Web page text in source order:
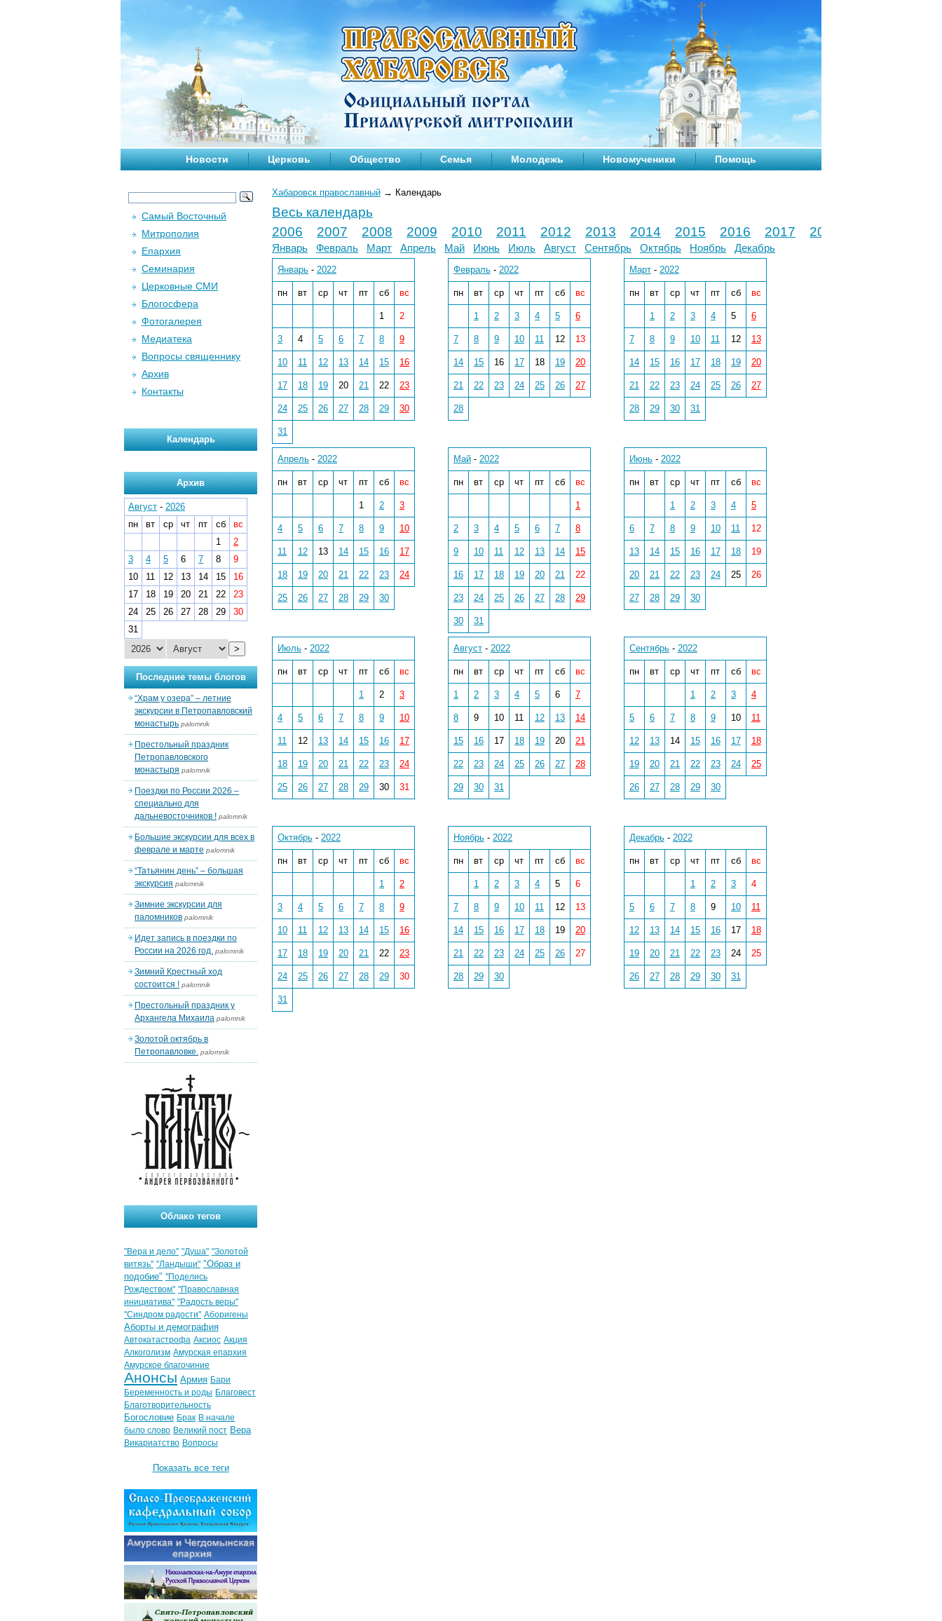
Новости Церковь Общество Семья Молодежь Новомученики Помощь
Хабаровск православный → Календарь
Весь календарь
2006
2007 2008 2009 2010 2011 2012 2013 2014 2015 2016 2017 2018
Январь Февраль Март Апрель Май Июнь Июль Август Сентябрь Октябрь Ноябрь Декабрь
Январь - 2022
пн вт ср чт пт сб вс
1 2
3 4 5 6 7 8 9
10 11 12 13 14 15 16
17 18 19 20 21 22 23
24 25 26 27 28 29 30
31
Февраль- 2022
пн вт ср чт пт сб вс
1 2 3 4 5 6
7 8 9 10 11 12 13
14 15 16 17 18 19 20
21 22 23 24 25 26 27
28
Март- 2022
пн вт ср чт пт сб вс
1 2 3 4 5 6
7 8 9 10 11 12 13
14 15 16 17 18 19 20
21 22 23 24 25 26 27
28 29 30 31
Апрель - 2022
пн вт ср чт пт сб вс
1 2 3
4 5 6 7 8 9 10
11 12 13 14 15 16 17
18 19 20 21 22 23 24
25 26 27 28 29 30
Май- 2022
пн вт ср чт пт сб вс
1
2 3 4 5 6 7 8
9 10 11 12 13 14 15
16 17 18 19 20 21 22
23 24 25 26 27 28 29
30 31
Июнь- 2022
пн вт ср чт пт сб вс
1 2 3 4 5
6 7 8 9 10 11 12
13 14 15 16 17 18 19
20 21 22 23 24 25 26
27 28 29 30
Июль - 2022
пн вт ср чт пт сб вс
1 2 3
4 5 6 7 8 9 10
11 12 13 14 15 16 17
18 19 20 21 22 23 24
25 26 27 28 29 30 31
Август- 2022
пн вт ср чт пт сб вс
1 2 3 4 5 6 7
8 9 10 11 12 13 14
15 16 17 18 19 20 21
22 23 24 25 26 27 28
29 30 31
Сентябрь- 2022
пн вт ср чт пт сб вс
1 2 3 4
5 6 7 8 9 10 11
12 13 14 15 16 17 18
19 20 21 22 23 24 25
26 27 28 29 30
Октябрь - 2022
пн вт ср чт пт сб вс
1 2
3 4 5 6 7 8 9
10 11 12 13 14 15 16
17 18 19 20 21 22 23
24 25 26 27 28 29 30
31
Ноябрь- 2022
пн вт ср чт пт сб вс
1 2 3 4 5 6
7 8 9 10 11 12 13
14 15 16 17 18 19 20
21 22 23 24 25 26 27
28 29 30
Декабрь- 2022
пн вт ср чт пт сб вс
1 2 3 4
5 6 7 8 9 10 11
12 13 14 15 16 17 18
19 20 21 22 23 24 25
26 27 28 29 30 31
Самый Восточный
Митрополия
Епархия
Семинария
Церковные СМИ
Блогосфера
Фотогалерея
Медиатека
Вопросы священнику
Архив
Контакты
Календарь
Архив
Август - 2026
пн
вт ср чт пт сб
вс
1
2
3
4 5 6 7 8
9
10
11 12 13 14 15
16
17
18 19 20 21 22
23
24
25 26 27 28 29
30
31
>
Последние темы блогов
“Храм у озера” – летние
экскурсии в Петропавловский
монастырь palomnik
Престольный праздник
Петропавловского
монастыря palomnik
Поездки по России 2026 –
специально для
дальневосточников ! palomnik
Большие экскурсии для всех в
феврале и марте palomnik
“Татьянин день” – большая
экскурсия palomnik
Зимние экскурсии для
паломников palomnik
Идет запись в поездки по
России на 2026 год. palomnik
Зимний Крестный ход
состоится ! palomnik
Престольный праздник у
Архангела Михаила palomnik
Золотой октябрь в
Петропавловке. palomnik
Облако тегов
"Вера и дело" "Душа" "Золотой
витязь" "Ландыши" "Образ и
подобие" "Поделись
Рождеством" "Православная
инициатива" "Радость веры"
"Синдром радости" Аборигены
Аборты и демография
Автокатастрофа Аксиос Акция
Алкоголизм Амурская епархия
Амурское благочиние
Анонсы Армия Бари
Беременность и роды Благовест
Благотворительность
Богословие Брак В начале
было слово Великий пост Вера
Викариатство Вопросы
Показать все теги